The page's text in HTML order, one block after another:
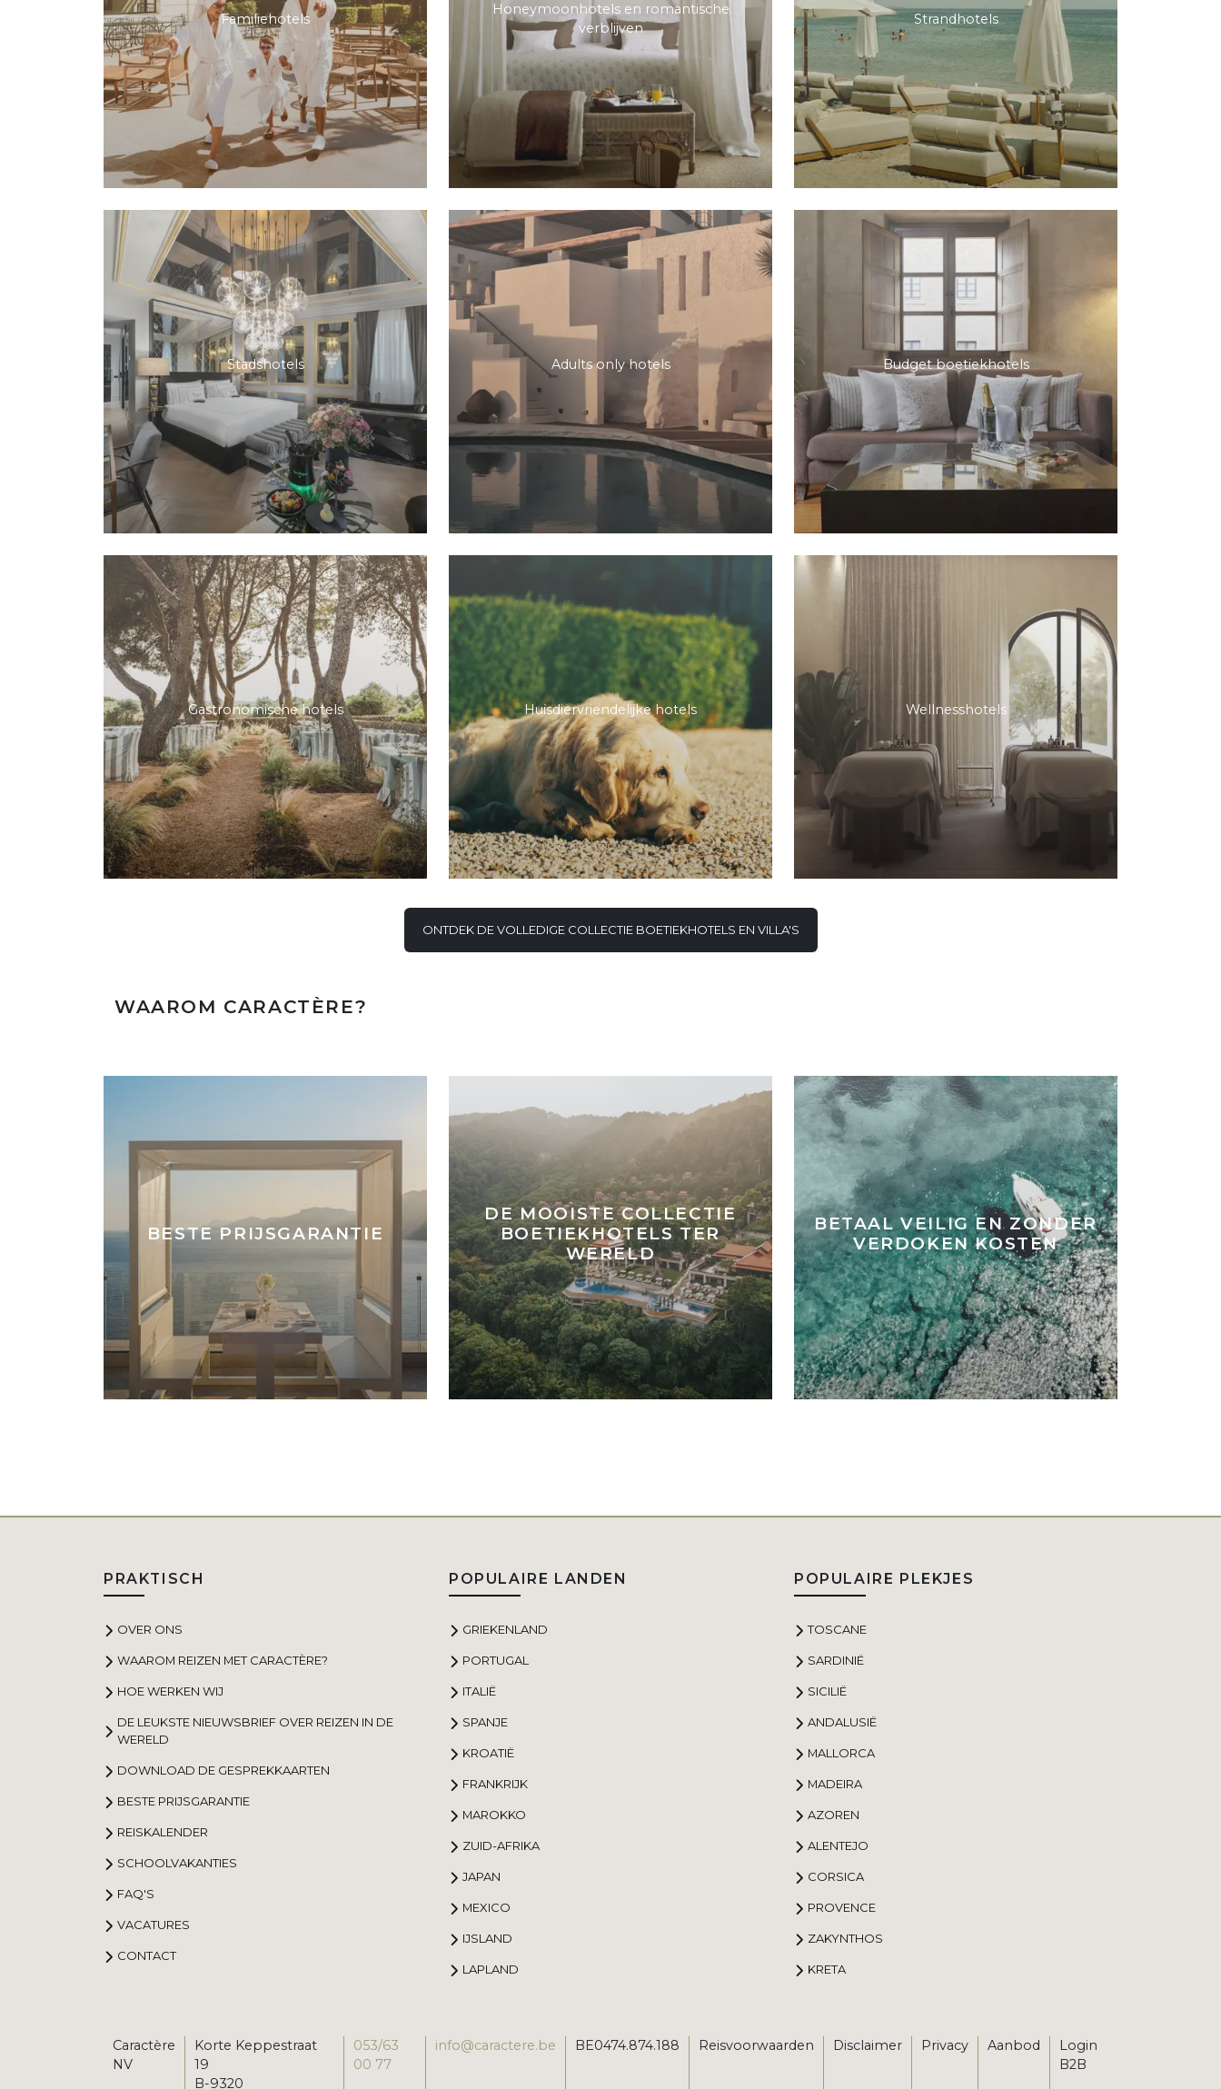
Familiehotels
Honeymoonhotels en romantische
verblijven
Strandhotels
Stadshotels Adults only hotels Budget boetiekhotels
Gastronomische hotels Huisdiervriendelijke hotels Wellnesshotels
ONTDEK DE VOLLEDIGE COLLECTIE BOETIEKHOTELS EN VILLA'S
WAAROM CARACTÈRE?
BESTE PRIJSGARANTIE
DE MOOISTE COLLECTIE
BOETIEKHOTELS TER
WERELD
BETAAL VEILIG EN ZONDER
VERDOKEN KOSTEN
PRAKTISCH
OVER ONS
WAAROM REIZEN MET CARACTÈRE?
HOE WERKEN WIJ
DE LEUKSTE NIEUWSBRIEF OVER REIZEN IN DE
WERELD
DOWNLOAD DE GESPREKKAARTEN
BESTE PRIJSGARANTIE
REISKALENDER
SCHOOLVAKANTIES
FAQ'S
VACATURES
CONTACT
POPULAIRE LANDEN
GRIEKENLAND
PORTUGAL
ITALIË
SPANJE
KROATIË
FRANKRIJK
MAROKKO
ZUID-AFRIKA
JAPAN
MEXICO
IJSLAND
LAPLAND
POPULAIRE PLEKJES
TOSCANE
SARDINIË
SICILIË
ANDALUSIË
MALLORCA
MADEIRA
AZOREN
ALENTEJO
CORSICA
PROVENCE
ZAKYNTHOS
KRETA
Caractère
NV
Korte Keppestraat
19
B-9320
053/63
00 77
info@caractere.be BE0474.874.188 Reisvoorwaarden Disclaimer Privacy Aanbod
Login
B2B